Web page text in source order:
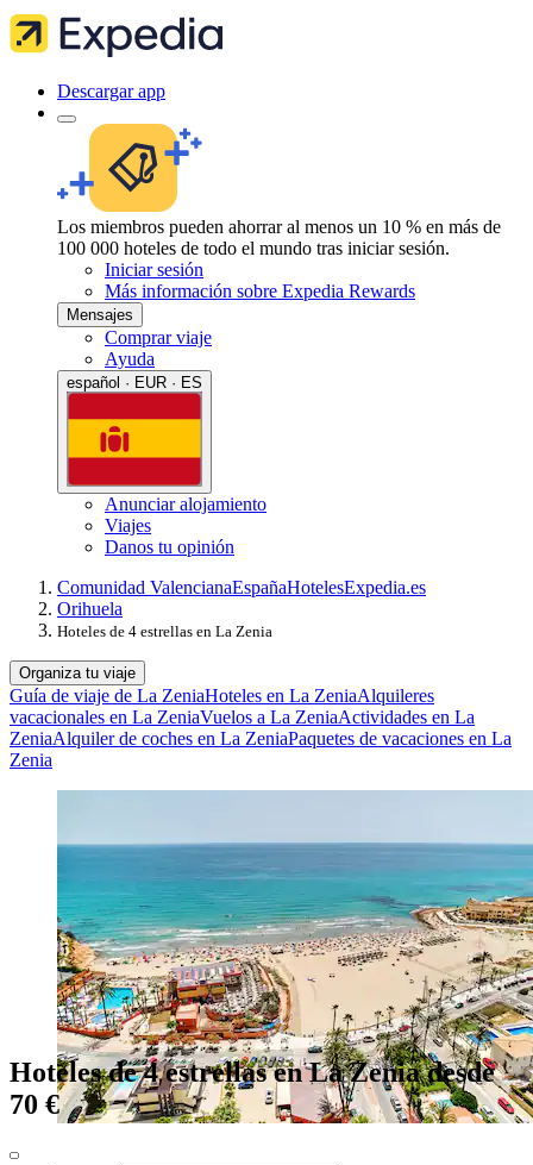
Descargar app
Los miembros pueden ahorrar al menos un 10 % en más de
100 000 hoteles de todo el mundo tras iniciar sesión.
Iniciar sesión
Más información sobre Expedia Rewards
Mensajes
Comprar viaje
Ayuda
español · EUR · ES
Anunciar alojamiento
Viajes
Danos tu opinión
Comunidad ValencianaEspañaHotelesExpedia.es
Orihuela
Hoteles de 4 estrellas en La Zenia
Organiza tu viaje
Guía de viaje de La ZeniaHoteles en La ZeniaAlquileres
vacacionales en La ZeniaVuelos a La ZeniaActividades en La
ZeniaAlquiler de coches en La ZeniaPaquetes de vacaciones en La
Zenia
Hoteles de 4 estrellas en La Zenia desde
70 €